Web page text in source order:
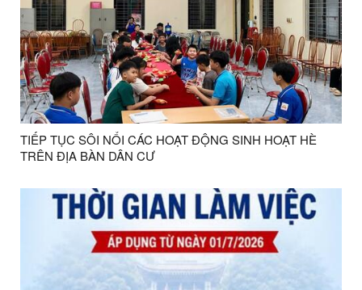
TIẾP TỤC SÔI NỔI CÁC HOẠT ĐỘNG SINH HOẠT HÈ
TRÊN ĐỊA BÀN DÂN CƯ